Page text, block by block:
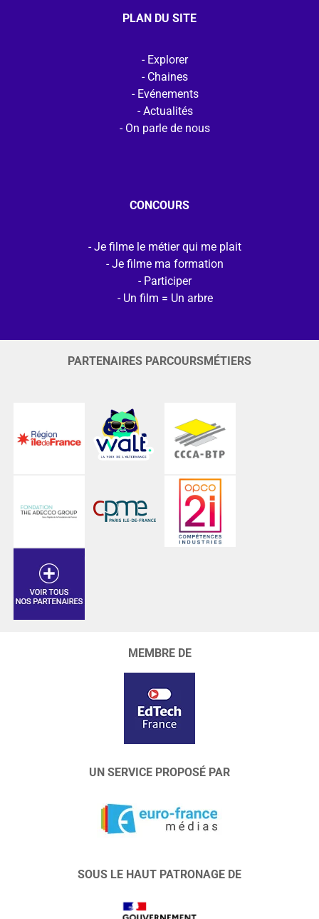
PLAN DU SITE
Explorer
Chaines
Evénements
Actualités
On parle de nous
CONCOURS
Je filme le métier qui me plait
Je filme ma formation
Participer
Un film = Un arbre
PARTENAIRES PARCOURSMÉTIERS
MEMBRE DE
UN SERVICE PROPOSÉ PAR
SOUS LE HAUT PATRONAGE DE